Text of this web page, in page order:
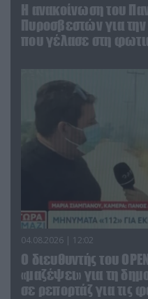
Η ανακοίνωση του
Πυροσβεστών για
που γέλασε στη
04.08.2026 | 12:02
O διευθυντής του
«μαζέψει» για τη
σε ρεπορτάζ για τις